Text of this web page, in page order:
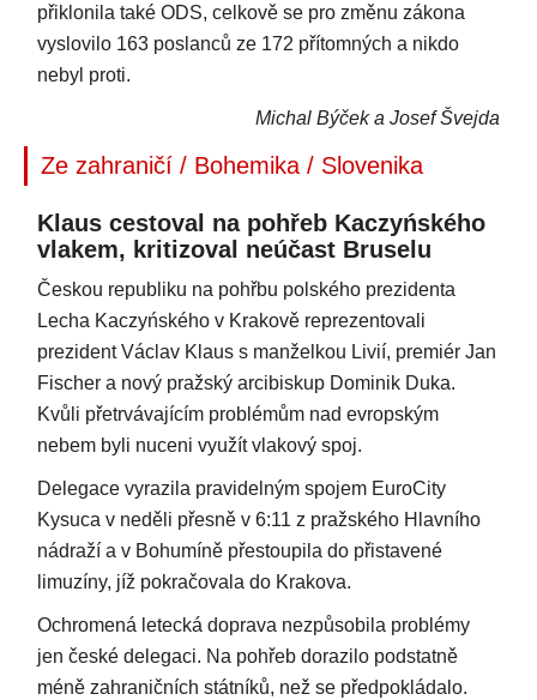
přiklonila také ODS, celkově se pro změnu zákona
vyslovilo 163 poslanců ze 172 přítomných a nikdo
nebyl proti.
Michal Býček a Josef Švejda
Ze zahraničí / Bohemika / Slovenika
Klaus cestoval na pohřeb Kaczyńského
vlakem, kritizoval neúčast Bruselu
Českou republiku na pohřbu polského prezidenta
Lecha Kaczyńského v Krakově reprezentovali
prezident Václav Klaus s manželkou Livií, premiér Jan
Fischer a nový pražský arcibiskup Dominik Duka.
Kvůli přetrvávajícím problémům nad evropským
nebem byli nuceni využít vlakový spoj.
Delegace vyrazila pravidelným spojem EuroCity
Kysuca v neděli přesně v 6:11 z pražského Hlavního
nádraží a v Bohumíně přestoupila do přistavené
limuzíny, jíž pokračovala do Krakova.
Ochromená letecká doprava nezpůsobila problémy
jen české delegaci. Na pohřeb dorazilo podstatně
méně zahraničních státníků, než se předpokládalo.